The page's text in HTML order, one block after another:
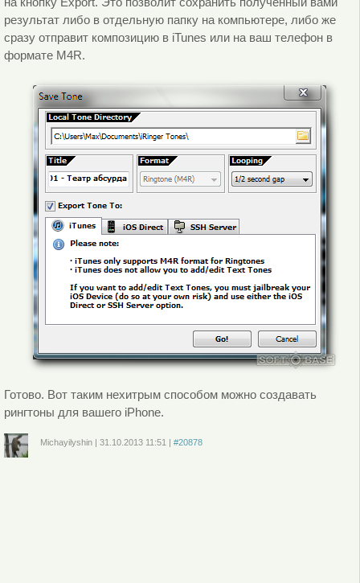
результат либо в отдельную папку на компьютере, либо же
сразу отправит композицию в iTunes или на ваш телефон в
формате M4R.
Готово. Вот таким нехитрым способом можно создавать
рингтоны для вашего iPhone.
Michayilyshin| 31.10.2013 11:51 | #20878